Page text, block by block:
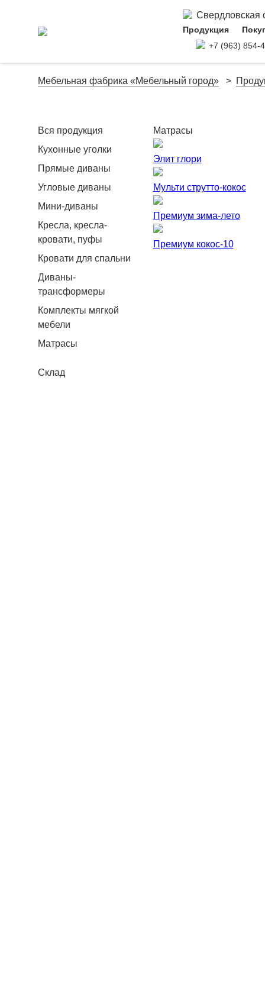
Свердловская
Продукция
+7 (963) 854-
Мебельная фабрика «Мебельный город»
Вся продукция
Кухонные уголки
Прямые диваны
Угловые диваны
Мини-диваны
Кресла, кресла-
кровати, пуфы
Кровати для спальни
Диваны-
трансформеры
Комплекты мягкой
мебели
Матрасы
Склад
Матрасы
Элит глори
Мульти струтто-кокос
Премиум зима-лето
Премиум кокос-10